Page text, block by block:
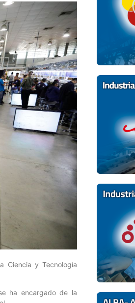
Ciencia y Tecnología
ha encargado de la